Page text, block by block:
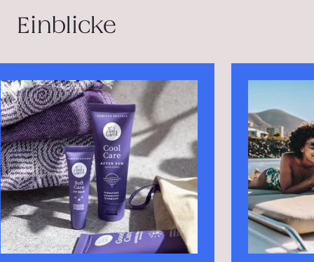
Einblicke